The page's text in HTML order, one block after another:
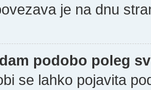
je na dnu
podobo poleg
se lahko pojavita